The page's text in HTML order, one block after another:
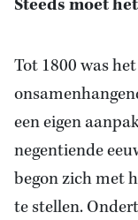
Steeds moet
Tot 1800 was
een eigen
negentiende
begon zich met
te stellen.